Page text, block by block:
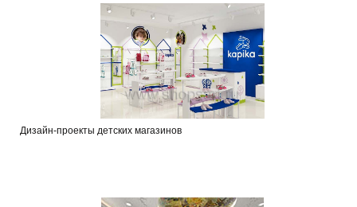
Дизайн-проекты детских магазинов